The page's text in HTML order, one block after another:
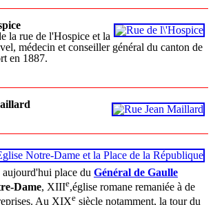
la rue de l'Hospice et la
médecin et conseiller général du canton de
en 1887.
aujourd'hui place du Général de Gaulle
Dame, XIIIe,église romane remaniée à de
Au XIXe siècle notamment, la tour du